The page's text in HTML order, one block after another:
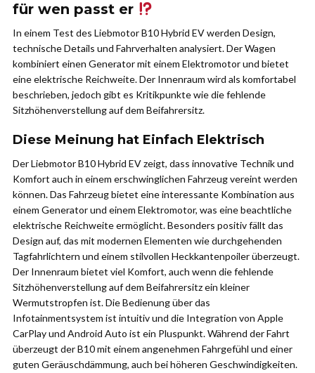
für wen passt er
In einem Test des Liebmotor B10 Hybrid EV werden Design,
technische Details und Fahrverhalten analysiert. Der Wagen
kombiniert einen Generator mit einem Elektromotor und bietet
eine elektrische Reichweite. Der Innenraum wird als komfortabel
beschrieben, jedoch gibt es Kritikpunkte wie die fehlende
Sitzhöhenverstellung auf dem Beifahrersitz.
Diese Meinung hat Einfach Elektrisch
Der Liebmotor B10 Hybrid EV zeigt, dass innovative Technik und
Komfort auch in einem erschwinglichen Fahrzeug vereint werden
können. Das Fahrzeug bietet eine interessante Kombination aus
einem Generator und einem Elektromotor, was eine beachtliche
elektrische Reichweite ermöglicht. Besonders positiv fällt das
Design auf, das mit modernen Elementen wie durchgehenden
Tagfahrlichtern und einem stilvollen Heckkantenpoiler überzeugt.
Der Innenraum bietet viel Komfort, auch wenn die fehlende
Sitzhöhenverstellung auf dem Beifahrersitz ein kleiner
Wermutstropfen ist. Die Bedienung über das
Infotainmentsystem ist intuitiv und die Integration von Apple
CarPlay und Android Auto ist ein Pluspunkt. Während der Fahrt
überzeugt der B10 mit einem angenehmen Fahrgefühl und einer
guten Geräuschdämmung, auch bei höheren Geschwindigkeiten.